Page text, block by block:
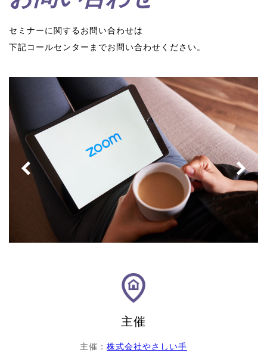
セミナーに関するお問い合わせは
下記コールセンターまでお問い合わせください。
Previous Next
主催
主催： 株式会社やさしい手